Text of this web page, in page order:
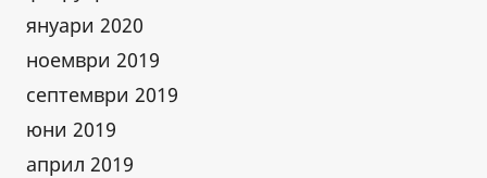
януари 2020
ноември 2019
септември 2019
юни 2019
април 2019